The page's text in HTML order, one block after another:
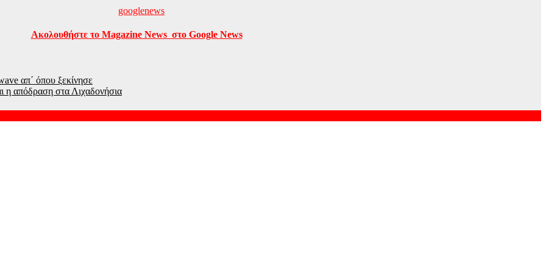
Ακολουθήστε το Magazine News στο Google News
απ΄ όπου ξεκίνησε
η απόδραση στα Λιχαδονήσια